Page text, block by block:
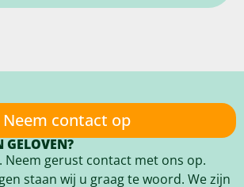
GELOVEN?
Neem gerust contact met ons op.
staan wij u graag te woord. We zijn
Neem contact op